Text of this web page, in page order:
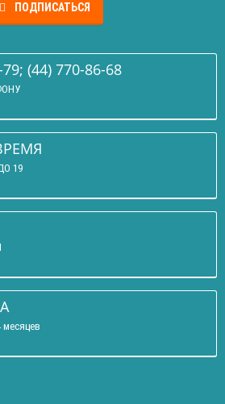
ПОДПИСАТЬСЯ
(44) 770-86-68
19